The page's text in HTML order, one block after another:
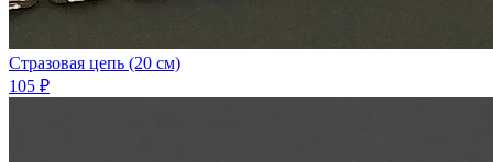
Стразовая цепь (20 см)
105 ₽